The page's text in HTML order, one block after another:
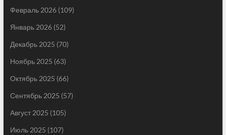
Февраль 2026(109)
Январь 2026(52)
Декабрь 2025 (70)
Ноябрь 2025 (63)
Октябрь 2025 (66)
Сентябрь 2025 (57)
Август 2025 (105)
Июль 2025 (107)